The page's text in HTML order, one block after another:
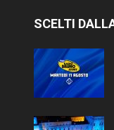
SCELTI